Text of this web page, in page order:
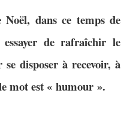
dans ce temps de
essayer de rafraîchir le
disposer à recevoir, à
mot est « humour ».